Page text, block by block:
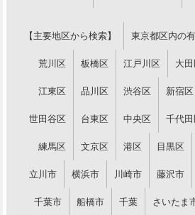
【主要地区から検索】 東京都区内の
荒川区 板橋区 江戸川区 大田
江東区 品川区 渋谷区 新宿区
世田谷区 台東区 中央区 千代田
練馬区 文京区 港区 目黒区
立川市 横浜市 川崎市 藤沢市
千葉市 船橋市 千葉 さいたま